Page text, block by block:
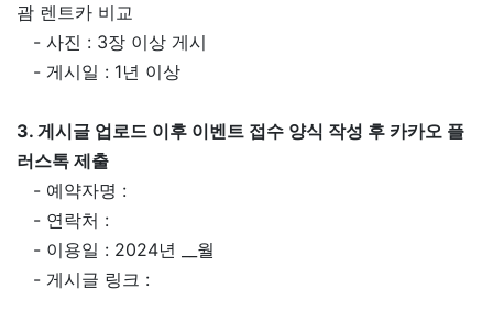
괌 렌트카 비교
- 사진 : 3장 이상 게시
- 게시일 : 1년 이상
3. 게시글 업로드 이후 이벤트 접수 양식 작성 후 카카오 플
러스톡 제출
- 예약자명 :
- 연락처 :
- 이용일 : 2024년 __월
- 게시글 링크 :